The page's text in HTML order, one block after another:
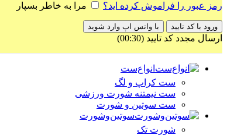
رمز عبور را فراموش کرده اید؟ مرا به خاطر بسپار
ورود با کد تایید با واتس اپ وارد شوید
ارسال مجدد کد تایید (00:
30
)
انواع‌ست
ست کراپ و لگ
ست نیمتنه شورت ورزشی
ست سوتین و شورت
سوتین‌وشورت
شورت تک